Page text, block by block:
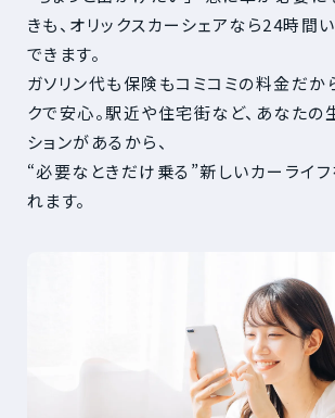
きも、オリックスカーシェアなら24時間
できます。
ガソリン代も保険もコミコミの料金だか
クで安心。駅近や住宅街など、あなたの
ションがあるから、
“必要なときだけ乗る”新しいカーライ
れます。